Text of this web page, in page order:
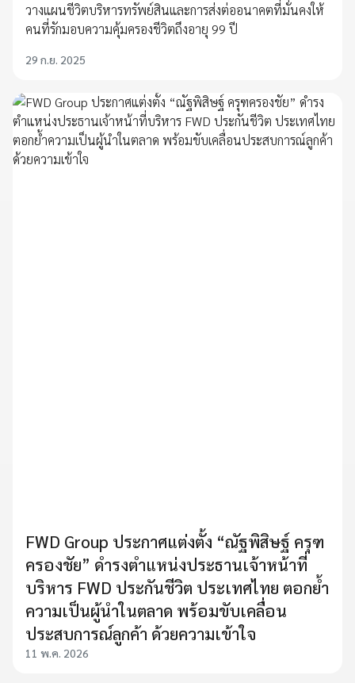
วางแผนชีวิตบริหารทรัพย์สินและการส่งต่ออนาคตที่มั่นคงให้
คนที่รักมอบความคุ้มครองชีวิตถึงอายุ 99 ปี
29 ก.ย. 2025
FWD Group ประกาศแต่งตั้ง “ณัฐพิสิษฐ์ ครุฑ
ครองชัย” ดำรงตำแหน่งประธานเจ้าหน้าที่
บริหาร FWD ประกันชีวิต ประเทศไทย ตอกย้ำ
ความเป็นผู้นำในตลาด พร้อมขับเคลื่อน
ประสบการณ์ลูกค้า ด้วยความเข้าใจ
11 พ.ค. 2026